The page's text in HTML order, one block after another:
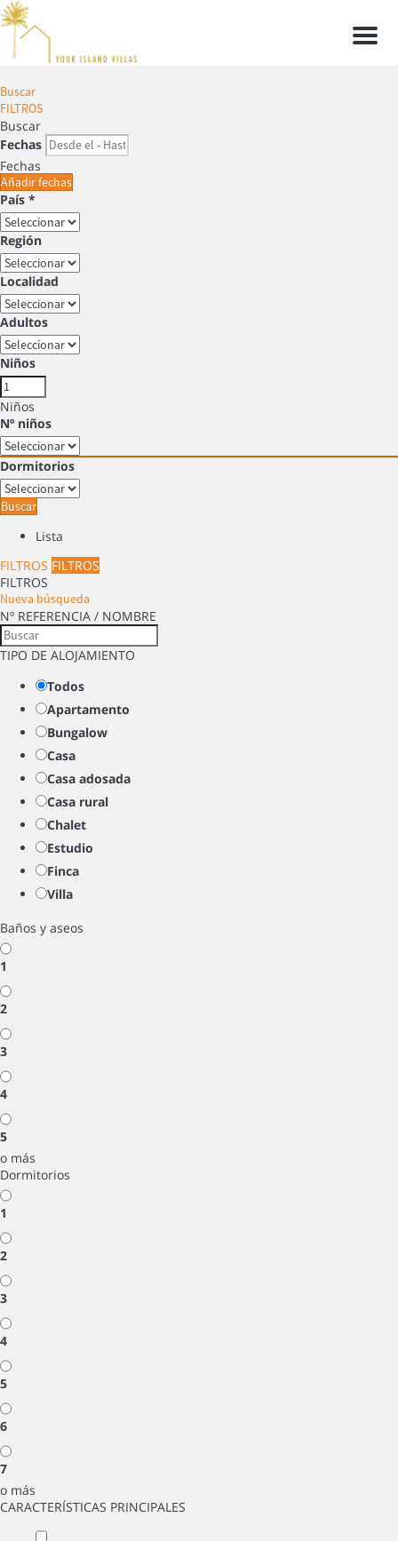
Menu
Buscar
FILTROS
Buscar
Fechas
Fechas
Añadir fechas
País *
Región
Localidad
Adultos
Niños
Niños
Nº niños
Dormitorios
Buscar
Lista
FILTROS FILTROS
FILTROS
Nueva búsqueda
Nº REFERENCIA / NOMBRE
TIPO DE ALOJAMIENTO
Todos
Apartamento
Bungalow
Casa
Casa adosada
Casa rural
Chalet
Estudio
Finca
Villa
Baños y aseos
1
2
3
4
5
o más
Dormitorios
1
2
3
4
5
6
7
o más
CARACTERÍSTICAS PRINCIPALES